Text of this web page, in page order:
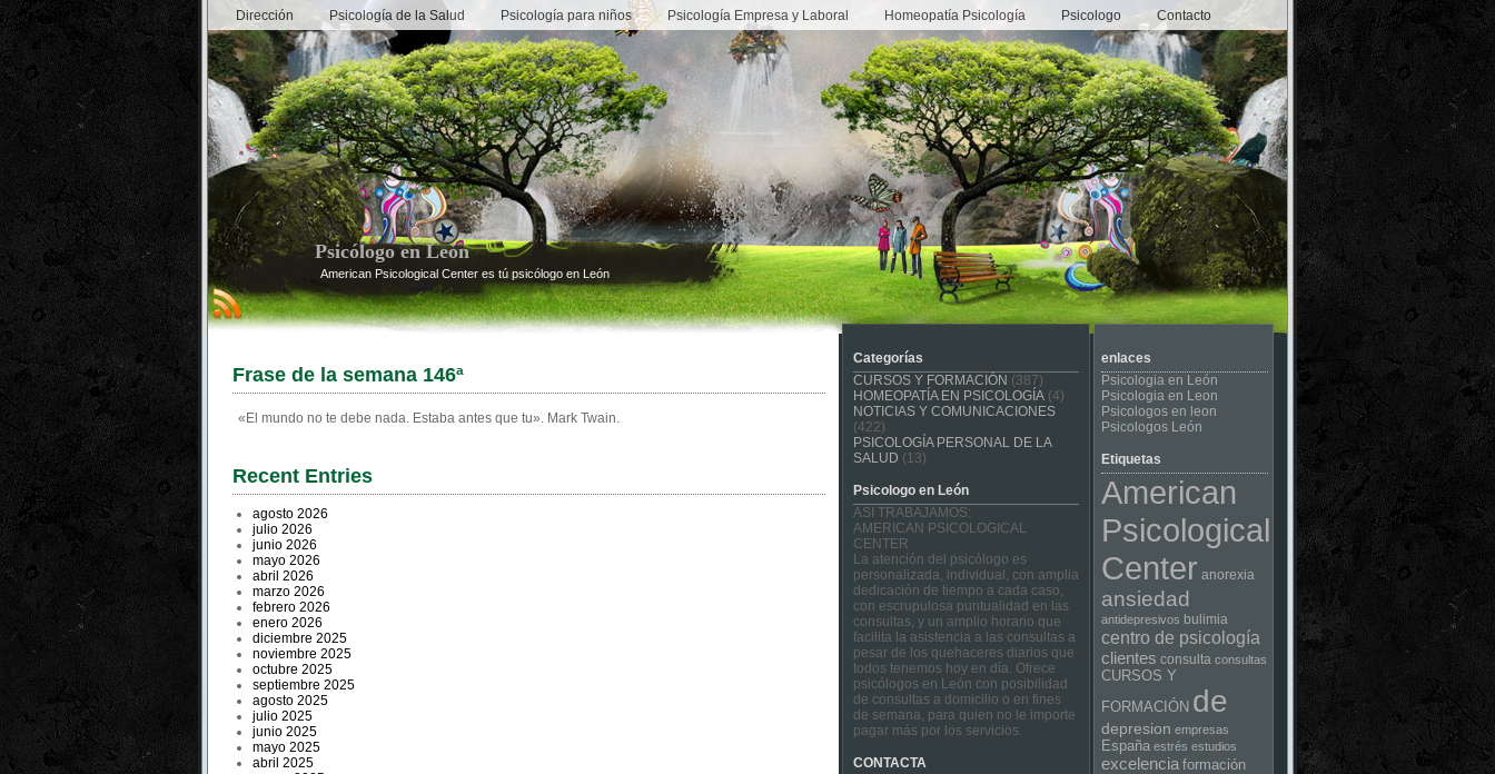
Dirección Psicología de la Salud Psicología para niños Psicología Empresa y Laboral Homeopatía Psicología Psicologo Contacto
Psicólogo en León
American Psicological Center es tú psicólogo en León
Frase de la semana 146ª
«El mundo no te debe nada. Estaba antes que tu». Mark Twain.
Recent Entries
agosto 2026
julio 2026
junio 2026
mayo 2026
abril 2026
marzo 2026
febrero 2026
enero 2026
diciembre 2025
noviembre 2025
octubre 2025
septiembre 2025
agosto 2025
julio 2025
junio 2025
mayo 2025
abril 2025
Categorías
CURSOS Y FORMACIÓN (387)
HOMEOPATÍA EN PSICOLOGÍA (4)
NOTICIAS Y COMUNICACIONES
(422)
PSICOLOGÍA PERSONAL DE LA
SALUD (13)
Psicologo en León
ASI TRABAJAMOS:
AMERICAN PSICOLOGICAL
CENTER
La atención del psicólogo es
personalizada, individual, con amplia
dedicación de tiempo a cada caso,
con escrupulosa puntualidad en las
consultas, y un amplio horario que
facilita la asistencia a las consultas a
pesar de los quehaceres diarios que
todos tenemos hoy en día. Ofrece
psicólogos en León con posibilidad
de consultas a domicilio o en fines
de semana, para quien no le importe
pagar más por los servicios.
CONTACTA
enlaces
Psicologia en León
Psicologia en Leon
Psicologos en leon
Psicologos León
Etiquetas
American
Psicological
Center anorexia
ansiedad
antidepresivos bulimia
centro de psicología
clientes consulta consultas
CURSOS Y
FORMACIÓN de
depresion empresas
España estrés estudios
excelencia formación